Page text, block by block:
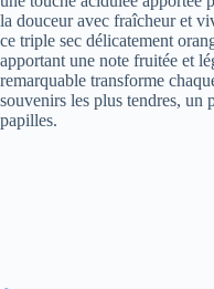
la douceur avec fraîcheur et
ce triple sec délicatement
apportant une note fruitée et
remarquable transforme
souvenirs les plus tendres, un
papilles.